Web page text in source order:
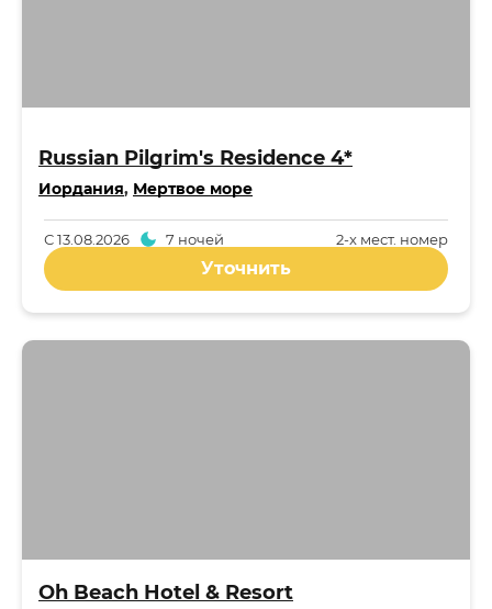
Russian Pilgrim's Residence 4*
Иордания, Мертвое море
2-x мест. номер
С13.08.2026 7 ночей
Уточнить
Oh Beach Hotel & Resort